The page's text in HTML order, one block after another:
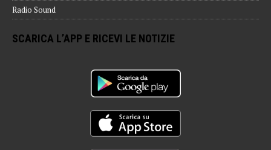
Radio Sound
SCARICA L’APP E RICEVI LE NOTIZIE